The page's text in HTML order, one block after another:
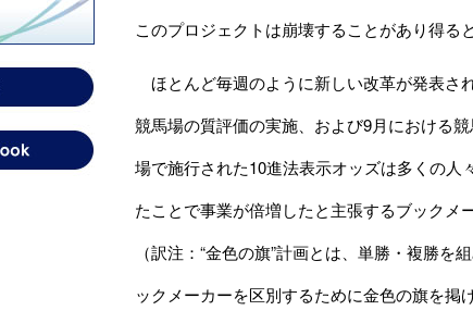
このプロジェクトは崩壊することがあり得る
ほとんど毎週のように新しい改革が発表さ
競馬場の質評価の実施、および9月における
場で施行された10進法表示オッズは多くの人
たことで事業が倍増したと主張するブックメ
（訳注：“金色の旗”計画とは、単勝・複勝
ックメーカーを区別するために金色の旗を掲